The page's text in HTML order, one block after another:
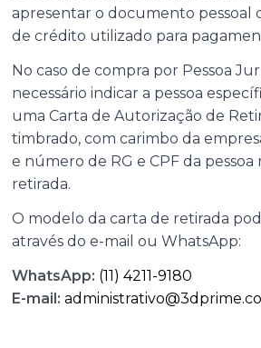
apresentar o documento pessoal
de crédito utilizado para
No caso de compra por Pessoa
necessário indicar a pessoa
uma Carta de Autorização de
timbrado, com carimbo da
e número de RG e CPF da pessoa
retirada.
O modelo da carta de retirada
através do e-mail ou WhatsApp:
WhatsApp: (11) 4211-9180
E-mail: